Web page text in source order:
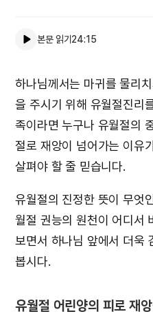
본문 읽기24:15
하나님께서는 마귀를 물리
을 주시기 위해 유월절진리
족이라면 누구나 유월절의
절로 재앙이 넘어가는 이유
살펴야 할 줄 믿습니다.
유월절의 진정한 뜻이 무엇
월절 권능의 원천이 어디서
보면서 하나님 앞에서 더욱
봅시다.
유월절 어린양의 피로 재